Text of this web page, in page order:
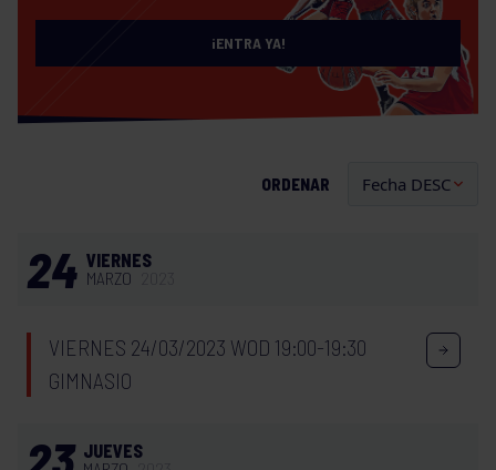
¡ENTRA YA!
ORDENAR
24 VIERNES
MARZO
VIERNES 24/03/2023 WOD 19:00-19:30
GIMNASIO
JUEVES